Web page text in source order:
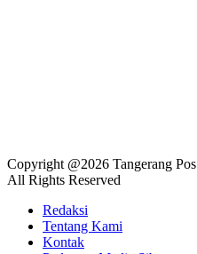
Copyright @2026 Tangerang Pos
All Rights Reserved
Redaksi
Tentang Kami
Kontak